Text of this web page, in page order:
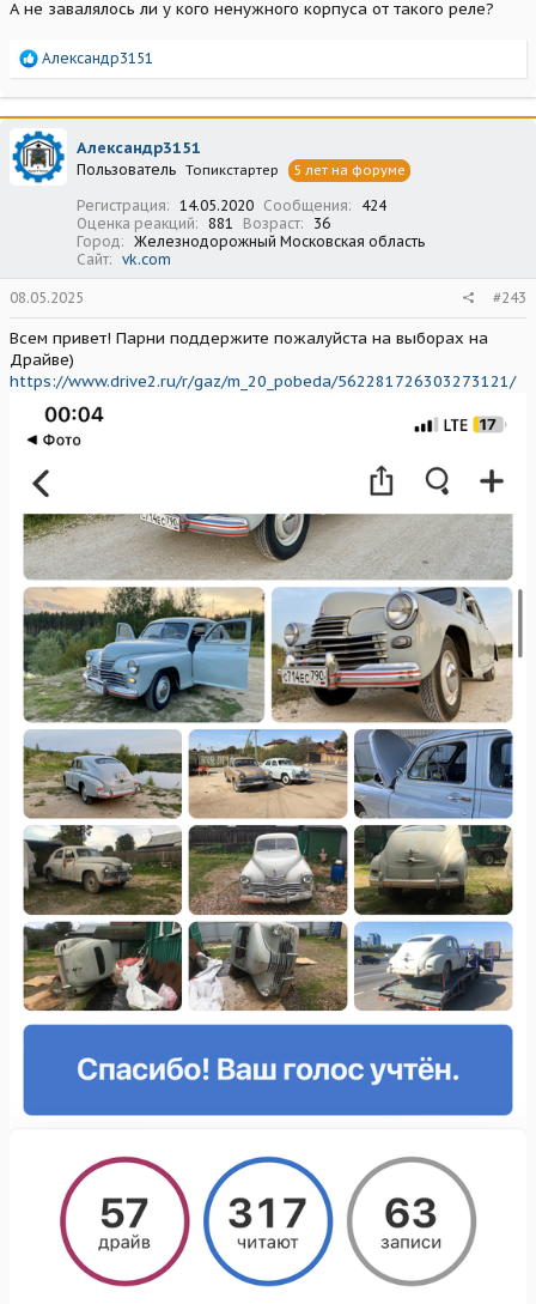
А не завалялось ли у кого ненужного корпуса от такого реле?
Р
а
к
ц
и
и
Александр3151
Александр3151
Пользователь Топикстартер 5 лет на форуме
Регистрация 14.05.2020 Сообщения
424
Оценка реакций
881 Возраст
36
Город
Железнодорожный Московская область
Сайт
vk.com
08.05.2025 #243
Всем привет! Парни поддержите пожалуйста на выборах на
Драйве)
https://www.drive2.ru/r/gaz/m_20_pobeda/562281726303273121/